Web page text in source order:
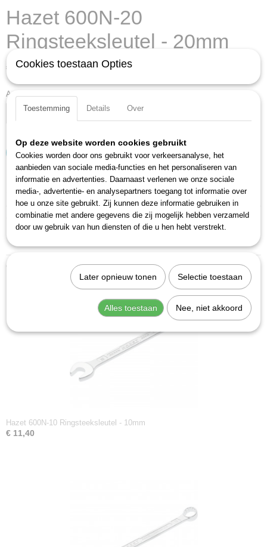
Hazet 600N-20
Ringsteeksleutel - 20mm
€ 23,67 (exclusief btw 21%)
Aantal
IN WINKELWAGEN
Specificaties
Productcode
600N-20
EAN code
4000896023134
Productcode leverancier
Omschrijving
Ook interessant
Hazet 600N-10 Ringsteeksleutel - 10mm
€ 11,40
Cookies toestaan Opties
Toestemming Details Over
Op deze website worden cookies gebruikt
Cookies worden door ons gebruikt voor verkeersanalyse, het
aanbieden van sociale media-functies en het personaliseren van
informatie en advertenties. Daarnaast verlenen we onze sociale
media-, advertentie- en analysepartners toegang tot informatie over
hoe u onze site gebruikt. Zij kunnen deze informatie gebruiken in
combinatie met andere gegevens die zij mogelijk hebben verzameld
door uw gebruik van hun diensten of die u hen hebt verstrekt.
Later opnieuw tonen Selectie toestaan
Alles toestaan Nee, niet akkoord